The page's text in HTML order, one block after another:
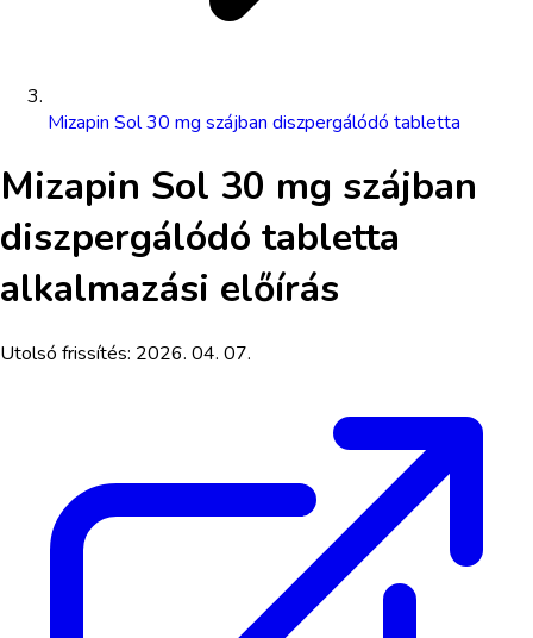
Mizapin Sol 30 mg szájban diszpergálódó tabletta
Mizapin Sol 30 mg szájban
diszpergálódó tabletta
alkalmazási előírás
Utolsó frissítés: 2026. 04. 07.